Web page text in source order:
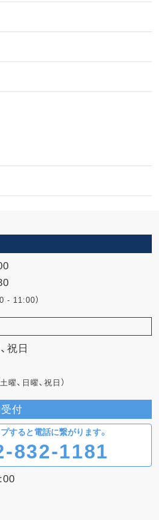
- 11:00）
祝日
曜、日曜、祝日）
付
すると電話に繋がります。
832-1181